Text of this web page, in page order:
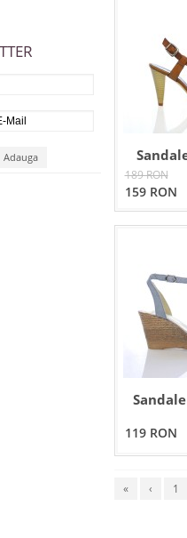
189 RON
159 RON
119 RON
« ‹ 1